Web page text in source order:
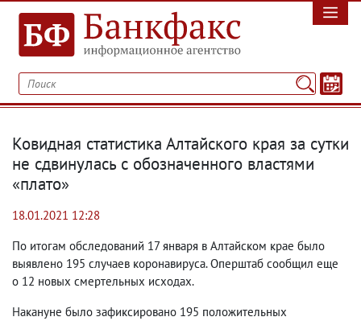
Ковидная статистика Алтайского края за сутки
не сдвинулась с обозначенного властями
«плато»
18.01.2021 12:28
По итогам обследований 17 января в Алтайском крае было
выявлено 195 случаев коронавируса. Оперштаб сообщил еще
о 12 новых смертельных исходах.
Накануне было зафиксировано 195 положительных